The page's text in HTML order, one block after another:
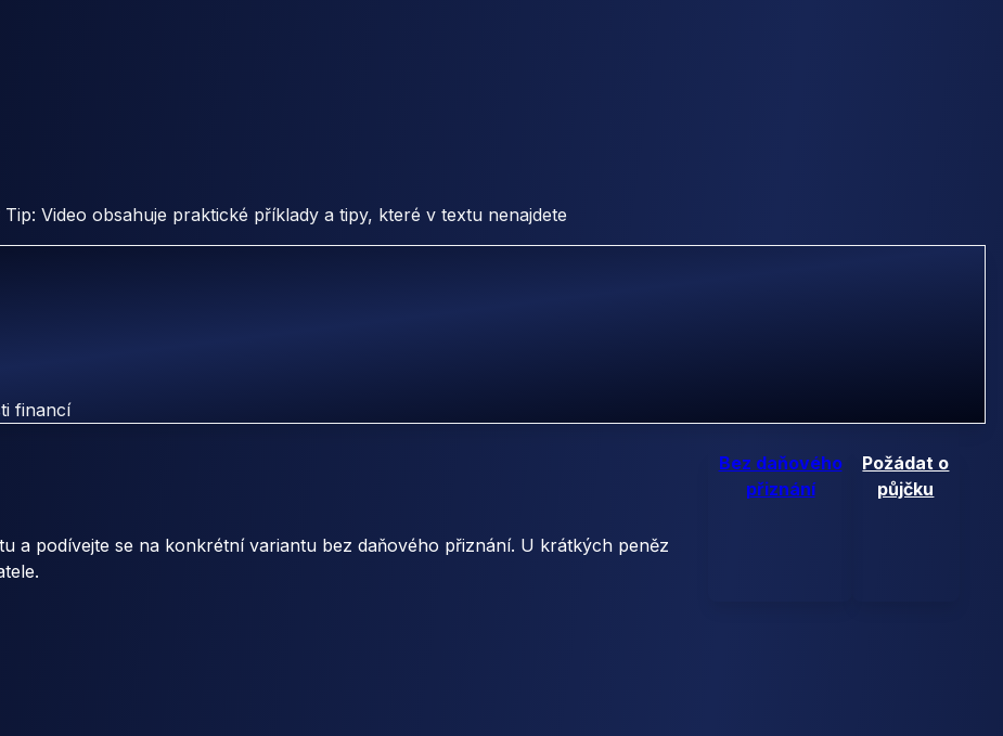
Tip: Video obsahuje praktické příklady a tipy, které v textu nenajdete
financí
a podívejte se na konkrétní variantu bez daňového přiznání. U krátkých peněz
Bez daňového
přiznání
Požádat o
půjčku